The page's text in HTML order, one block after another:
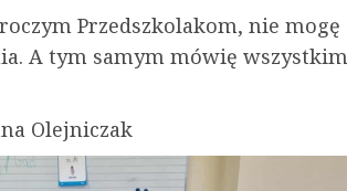
Przedszkolakom, nie mogę
A tym samym mówię wszystkim